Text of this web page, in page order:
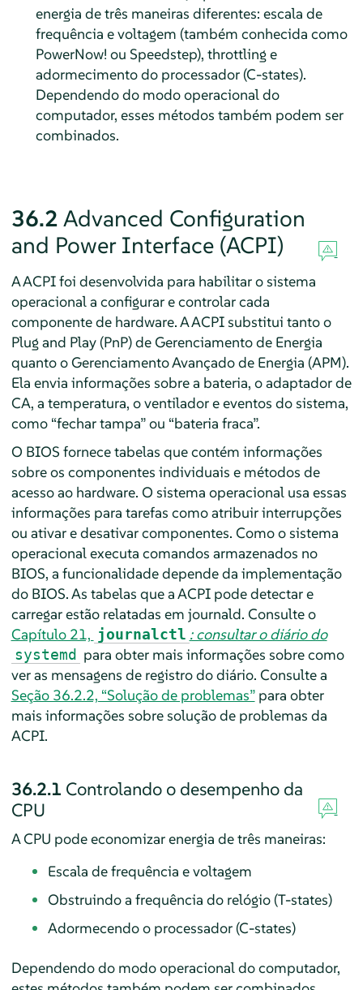
energia de três maneiras diferentes: escala de
frequência e voltagem (também conhecida como
PowerNow! ou Speedstep), throttling e
adormecimento do processador (C-states).
Dependendo do modo operacional do
computador, esses métodos também podem ser
combinados.
36.2 Advanced Configuration
and Power Interface (ACPI)
A ACPI foi desenvolvida para habilitar o sistema
operacional a configurar e controlar cada
componente de hardware. A ACPI substitui tanto o
Plug and Play (PnP) de Gerenciamento de Energia
quanto o Gerenciamento Avançado de Energia (APM).
Ela envia informações sobre a bateria, o adaptador de
CA, a temperatura, o ventilador e eventos do sistema,
como “fechar tampa”ou “bateria fraca”.
O BIOS fornece tabelas que contém informações
sobre os componentes individuais e métodos de
acesso ao hardware. O sistema operacional usa essas
informações para tarefas como atribuir interrupções
ou ativar e desativar componentes. Como o sistema
operacional executa comandos armazenados no
BIOS, a funcionalidade depende da implementação
do BIOS. As tabelas que a ACPI pode detectar e
carregar estão relatadas em journald. Consulte o
Capítulo 21, journalctl : consultar o diário do
systemd para obter mais informações sobre como
ver as mensagens de registro do diário. Consulte a
Seção 36.2.2, “Solução de problemas”para obter
mais informações sobre solução de problemas da
ACPI.
36.2.1 Controlando o desempenho da
CPU
A CPU pode economizar energia de três maneiras:
Escala de frequência e voltagem
Obstruindo a frequência do relógio (T-states)
Adormecendo o processador (C-states)
Dependendo do modo operacional do computador,